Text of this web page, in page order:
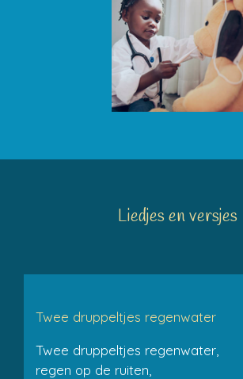
Liedjes en versjes
Twee druppeltjes regenwater
Twee druppeltjes regenwater,
regen op de ruiten,